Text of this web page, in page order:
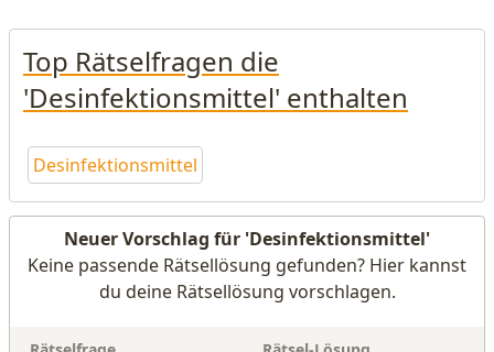
Top Rätselfragen die
'Desinfektionsmittel' enthalten
Desinfektionsmittel
Neuer Vorschlag für 'Desinfektionsmittel'
Keine passende Rätsellösung gefunden? Hier kannst
du deine Rätsellösung vorschlagen.